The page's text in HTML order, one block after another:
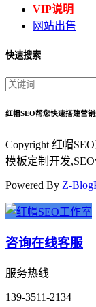
VIP说明
网站出售
快速搜索
红帽SEO帮您快速搭建营
Copyright 红帽
模板定制开发
Powered By Z-
咨询在线客服
服务热线
139-3511-2134